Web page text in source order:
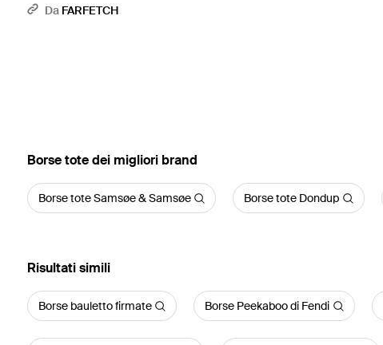
Da FARFETCH
‪Borse tote‬ dei migliori brand
Borse tote Samsøe & Samsøe Borse tote Dondup
Risultati simili
Borse bauletto firmate Borse Peekaboo di Fendi